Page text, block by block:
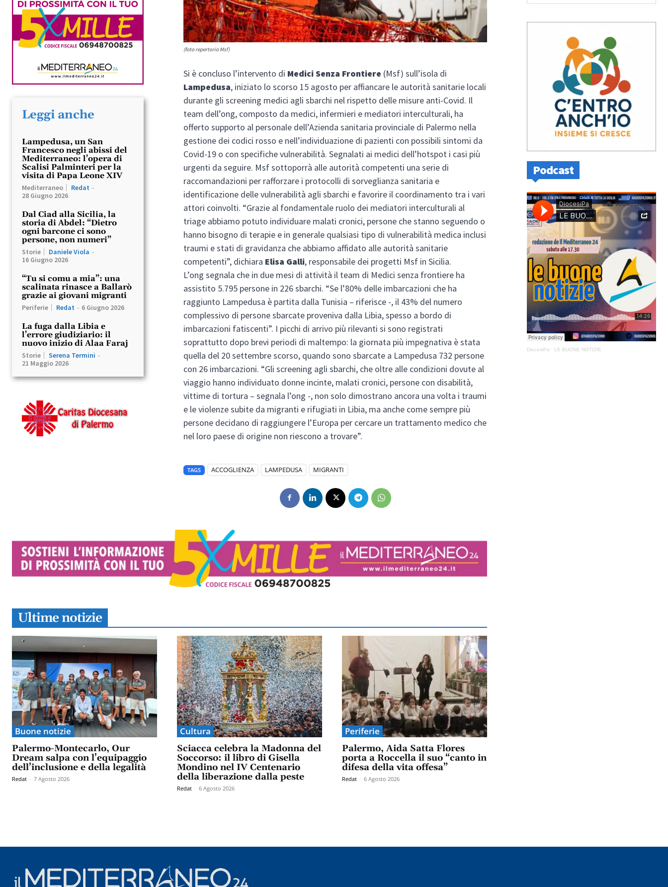
Leggi anche
Lampedusa, un San
Francesco negli abissi del
Mediterraneo: l’opera di
Scalisi Palminteri per la
visita di Papa Leone XIV
Mediterraneo Redat -
28 Giugno 2026
Dal Ciad alla Sicilia, la
storia di Abdel: “Dietro
ogni barcone ci sono
persone, non numeri”
Storie Daniele Viola -
16 Giugno 2026
“Tu si comu a mia”: una
scalinata rinasce a Ballarò
grazie ai giovani migranti
Periferie Redat - 6 Giugno 2026
La fuga dalla Libia e
l’errore giudiziario: il
nuovo inizio di Alaa Faraj
Storie Serena Termini -
21 Maggio 2026
(foto repertorio Msf)
Si è concluso l’intervento di Medici Senza Frontiere (Msf) sull’isola di
Lampedusa, iniziato lo scorso 15 agosto per affiancare le autorità sanitarie locali
durante gli screening medici agli sbarchi nel rispetto delle misure anti-Covid. Il
team dell’ong, composto da medici, infermieri e mediatori interculturali, ha
offerto supporto al personale dell’Azienda sanitaria provinciale di Palermo nella
gestione dei codici rosso e nell’individuazione di pazienti con possibili sintomi da
Covid-19 o con specifiche vulnerabilità. Segnalati ai medici dell’hotspot i casi più
urgenti da seguire. Msf sottoporrà alle autorità competenti una serie di
raccomandazioni per rafforzare i protocolli di sorveglianza sanitaria e
identificazione delle vulnerabilità agli sbarchi e favorire il coordinamento tra i vari
attori coinvolti. “Grazie al fondamentale ruolo dei mediatori interculturali al
triage abbiamo potuto individuare malati cronici, persone che stanno seguendo o
hanno bisogno di terapie e in generale qualsiasi tipo di vulnerabilità medica inclusi
traumi e stati di gravidanza che abbiamo affidato alle autorità sanitarie
competenti”, dichiara Elisa Galli, responsabile dei progetti Msf in Sicilia.
L’ong segnala che in due mesi di attività il team di Medici senza frontiere ha
assistito 5.795 persone in 226 sbarchi. “Se l’80% delle imbarcazioni che ha
raggiunto Lampedusa è partita dalla Tunisia – riferisce -, il 43% del numero
complessivo di persone sbarcate proveniva dalla Libia, spesso a bordo di
imbarcazioni fatiscenti”. I picchi di arrivo più rilevanti si sono registrati
soprattutto dopo brevi periodi di maltempo: la giornata più impegnativa è stata
quella del 20 settembre scorso, quando sono sbarcate a Lampedusa 732 persone
con 26 imbarcazioni. “Gli screening agli sbarchi, che oltre alle condizioni dovute al
viaggio hanno individuato donne incinte, malati cronici, persone con disabilità,
vittime di tortura – segnala l’ong -, non solo dimostrano ancora una volta i traumi
e le violenze subite da migranti e rifugiati in Libia, ma anche come sempre più
persone decidano di raggiungere l’Europa per cercare un trattamento medico che
nel loro paese di origine non riescono a trovare”.
TAGS ACCOGLIENZA LAMPEDUSA MIGRANTI
Ultime notizie
Buone notizie
Palermo-Montecarlo, Our
Dream salpa con l’equipaggio
dell’inclusione e della legalità
Redat - 7 Agosto 2026
Cultura
Sciacca celebra la Madonna del
Soccorso: il libro di Gisella
Mondino nel IV Centenario
della liberazione dalla peste
Redat - 6 Agosto 2026
Periferie
Palermo, Aida Satta Flores
porta a Roccella il suo “canto in
difesa della vita offesa”
Redat - 6 Agosto 2026
Podcast
DiocesiPa · LE BUONE NOTIZIE